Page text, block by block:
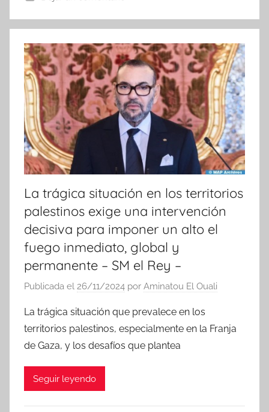
o
t
i
c
i
a
s
La trágica situación en los territorios
palestinos exige una intervención
decisiva para imponer un alto el
fuego inmediato, global y
permanente – SM el Rey –
Publicada el 26/11/2024 por Aminatou El Ouali
La trágica situación que prevalece en los
territorios palestinos, especialmente en la Franja
de Gaza, y los desafíos que plantea
Seguir leyendo